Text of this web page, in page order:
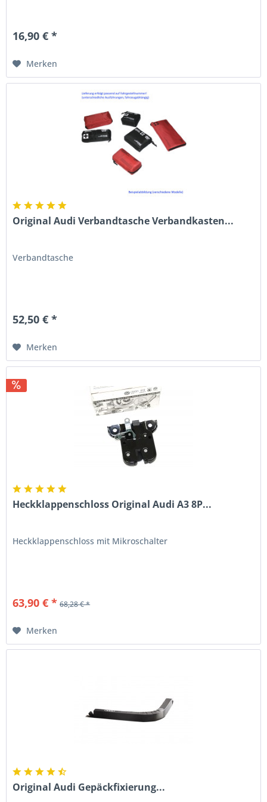
16,90 € *
Merken
Original Audi Verbandtasche Verbandkasten...
Verbandtasche
52,50 € *
Merken
Heckklappenschloss Original Audi A3 8P...
Heckklappenschloss mit Mikroschalter
63,90 € * 68,28 € *
Merken
Original Audi Gepäckfixierung...